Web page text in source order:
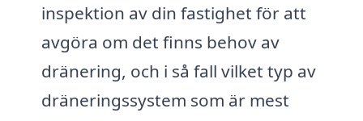
inspektion av din fastighet för att
avgöra om det finns behov av
dränering, och i så fall vilket typ av
dräneringssystem som är mest